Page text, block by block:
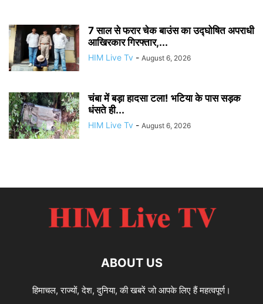
7 साल से फरार चेक बाउंस का उद्घोषित अपराधी
आखिरकार गिरफ्तार,...
HIM Live Tv - August 6, 2026
चंबा में बड़ा हादसा टला! भटिया के पास सड़क
धंसते ही...
HIM Live Tv - August 6, 2026
ABOUT US
हिमाचल, राज्यों, देश, दुनिया, की खबरें जो आपके लिए हैं महत्वपूर्ण।